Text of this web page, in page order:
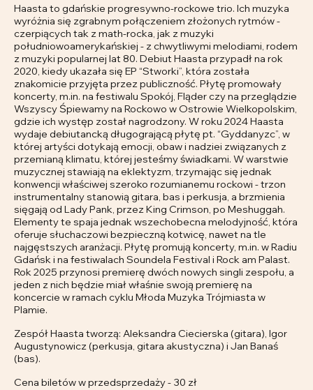
Haasta to gdańskie progresywno-rockowe trio. Ich muzyka
wyróżnia się zgrabnym połączeniem złożonych rytmów -
czerpiących tak z math-rocka, jak z muzyki
południowoamerykańskiej - z chwytliwymi melodiami, rodem
z muzyki popularnej lat 80. Debiut Haasta przypadł na rok
2020, kiedy ukazała się EP “Stworki”, która została
znakomicie przyjęta przez publiczność. Płytę promowały
koncerty, m.in. na festiwalu Spokój, Fląder czy na przeglądzie
Wszyscy Śpiewamy na Rockowo w Ostrowie Wielkopolskim,
gdzie ich występ został nagrodzony. W roku 2024 Haasta
wydaje debiutancką długogrającą płytę pt. “Gyddanyzc”, w
której artyści dotykają emocji, obaw i nadziei związanych z
przemianą klimatu, której jesteśmy świadkami. W warstwie
muzycznej stawiają na eklektyzm, trzymając się jednak
konwencji właściwej szeroko rozumianemu rockowi - trzon
instrumentalny stanowią gitara, bas i perkusja, a brzmienia
sięgają od Lady Pank, przez King Crimson, po Meshuggah.
Elementy te spaja jednak wszechobecna melodyjność, która
oferuje słuchaczowi bezpieczną kotwicę, nawet na tle
najgęstszych aranżacji. Płytę promują koncerty, m.in. w Radiu
Gdańsk i na festiwalach Soundela Festival i Rock am Palast.
Rok 2025 przynosi premierę dwóch nowych singli zespołu, a
jeden z nich będzie miał właśnie swoją premierę na
koncercie w ramach cyklu Młoda Muzyka Trójmiasta w
Plamie.
Zespół Haasta tworzą: Aleksandra Ciecierska (gitara), Igor
Augustynowicz (perkusja, gitara akustyczna) i Jan Banaś
(bas).
Cena biletów w przedsprzedaży - 30 zł